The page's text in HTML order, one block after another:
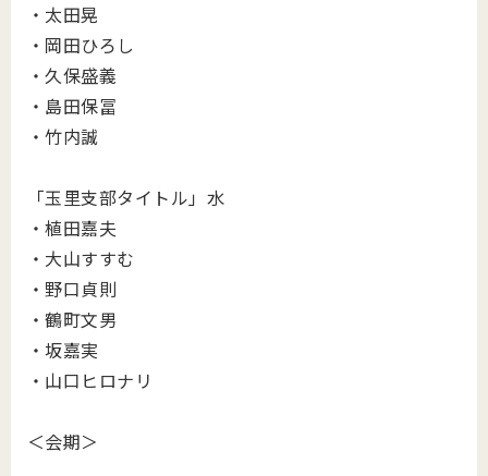
・太田晃
・岡田ひろし
・久保盛義
・島田保冨
・竹内誠
「玉里支部タイトル」水
・植田嘉夫
・大山すすむ
・野口貞則
・鶴町文男
・坂嘉実
・山口ヒロナリ
＜会期＞